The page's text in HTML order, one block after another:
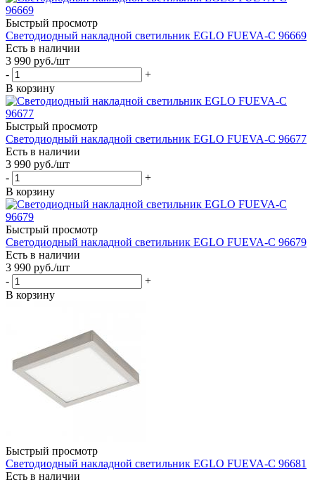
Быстрый просмотр
Светодиодный накладной светильник EGLO FUEVA-C 96669
Есть в наличии
3 990 руб./шт
-
+
В корзину
Быстрый просмотр
Светодиодный накладной светильник EGLO FUEVA-C 96677
Есть в наличии
3 990 руб./шт
-
+
В корзину
Быстрый просмотр
Светодиодный накладной светильник EGLO FUEVA-C 96679
Есть в наличии
3 990 руб./шт
-
+
В корзину
Быстрый просмотр
Светодиодный накладной светильник EGLO FUEVA-C 96681
Есть в наличии